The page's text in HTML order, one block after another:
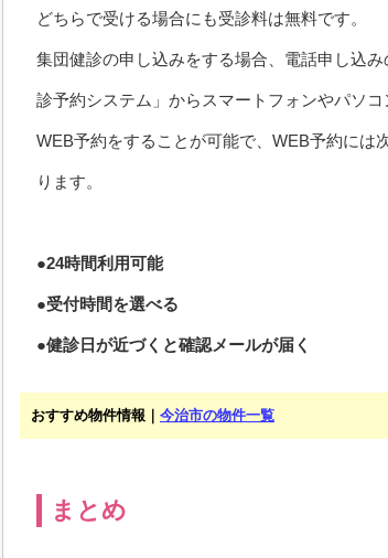
どちらで受ける場合にも受診料は無料です。
集団健診の申し込みをする場合、電話申し込
診予約システム」からスマートフォンやパソコ
WEB予約をすることが可能で、WEB予約には
ります。
●24時間利用可能
●受付時間を選べる
●健診日が近づくと確認メールが届く
おすすめ物件情報｜ 今治市の物件一覧
まとめ